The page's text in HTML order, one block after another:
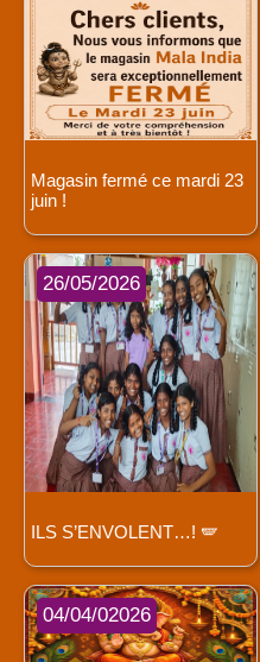
Magasin fermé ce mardi 23
juin !
26/05/2026
ILS S’ENVOLENT…! 🪽
04/04/02026